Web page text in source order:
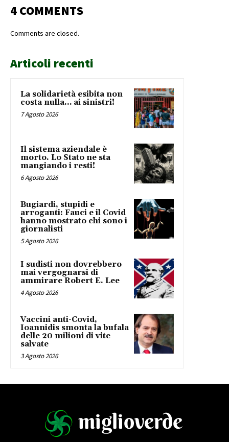
4 COMMENTS
Comments are closed.
Articoli recenti
La solidarietà esibita non
costa nulla… ai sinistri!
7 Agosto 2026
Il sistema aziendale è
morto. Lo Stato ne sta
mangiando i resti!
6 Agosto 2026
Bugiardi, stupidi e
arroganti: Fauci e il Covid
hanno mostrato chi sono i
giornalisti
5 Agosto 2026
I sudisti non dovrebbero
mai vergognarsi di
ammirare Robert E. Lee
4 Agosto 2026
Vaccini anti-Covid,
Ioannidis smonta la bufala
delle 20 milioni di vite
salvate
3 Agosto 2026